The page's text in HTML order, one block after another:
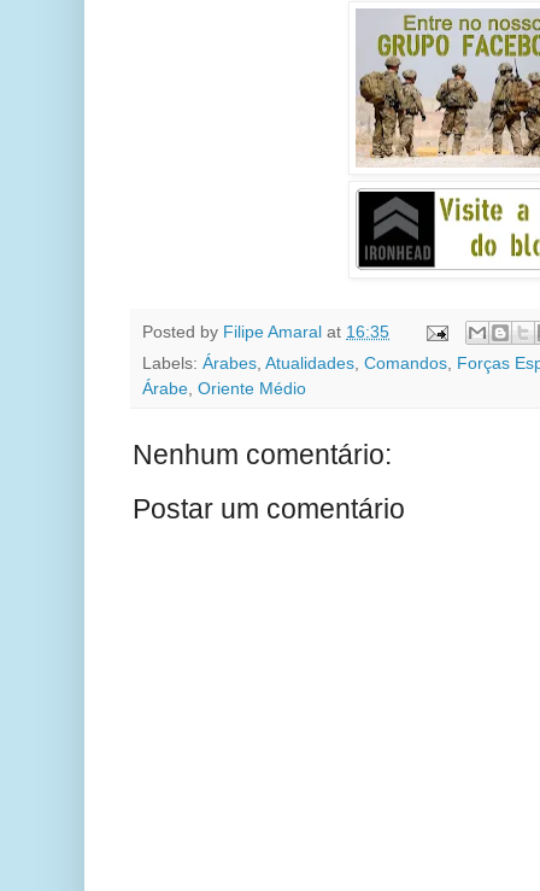
Posted by Filipe Amaral at 16:35
Labels: Árabes, Atualidades, Comandos, Forças
Árabe, Oriente Médio
Nenhum comentário:
Postar um comentário